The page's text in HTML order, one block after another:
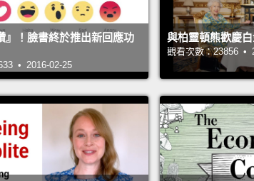
』！臉書終於推出新回應功
• 2016-02-25
與柏靈頓熊歡慶
觀看次數：23856 •